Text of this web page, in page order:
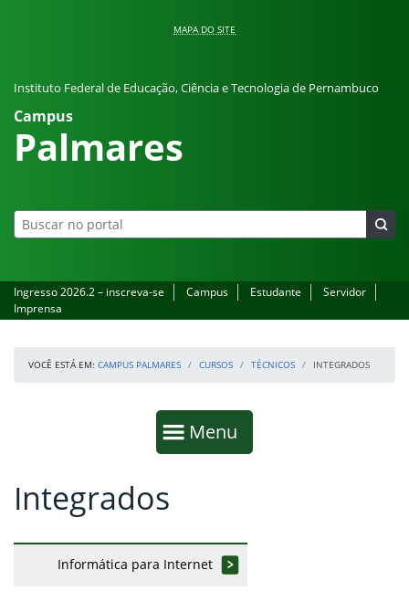
MAPA DO SITE
Instituto Federal de Educação, Ciência e Tecnologia de Pernambuco
Campus
Palmares
Ingresso 2026.2 – inscreva-se Campus Estudante
Servidor
Imprensa
VOCÊ ESTÁ EM: CAMPUS PALMARES CURSOS TÉCNICOS INTEGRADOS
Mostrar
Menu
Fim da navegação
Início do conteúdo
Integrados
Informática para Internet